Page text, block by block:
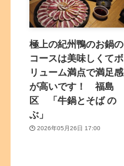
極上の紀州鴨のお鍋の
コースは美味しくてボ
リューム満点で満足感
が高いです！ 福島
区 「牛鍋とそば の
ぶ」
2026年05月26日 17:00